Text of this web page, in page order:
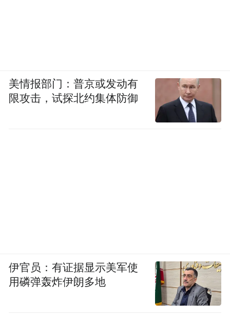
美情报部门：普京或发动有
限攻击，试探北约集体防御
伊官员：有证据显示美军使
用磷弹轰炸伊朗多地